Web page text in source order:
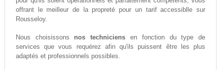
offrant le meilleur de la propreté pour un tarif accessiblle sur
Rousseloy.
Nous choisissons nos techniciens en fonction du type de
services que vous requérez afin qu'ils puissent être les plus
adaptés et professionnels possibles.